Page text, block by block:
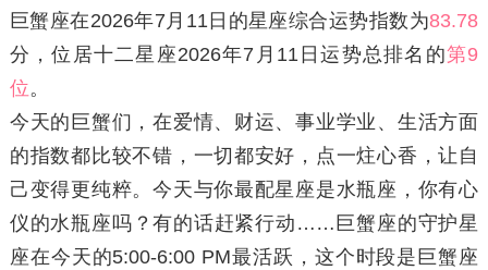
巨蟹座在2026年7月11日 的星座综合运势指数为83.78
分，位居十二星座2026年7月11日运势总排名的第9
位。
今天的巨蟹们，在爱情、财运、事业学业、生活方面
的指数都比较不错，一切都安好，点一炷心香，让自
己变得更纯粹。今天与你最配星座是水瓶座，你有心
仪的水瓶座吗？有的话赶紧行动……巨蟹座的守护星
座在今天的5:00-6:00 PM最活跃，这个时段是巨蟹座